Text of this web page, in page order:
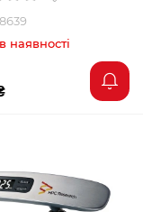
наявності